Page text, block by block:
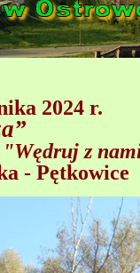
2024 r.
”
"Wędruj z
- Pętkowice